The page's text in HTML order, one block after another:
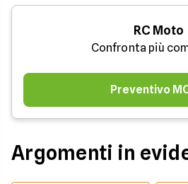
RC Moto
Confronta più
Preventivo
Argomenti in